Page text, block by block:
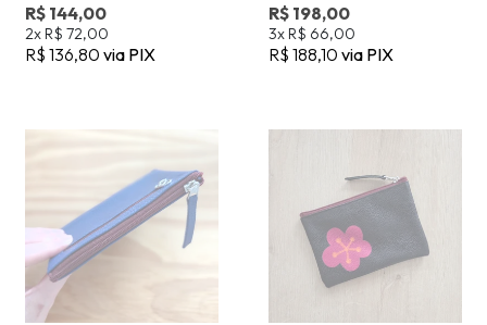
R$ 144,00
2x R$ 72,00
R$ 136,80 via PIX
R$ 198,00
3x R$ 66,00
R$ 188,10 via PIX